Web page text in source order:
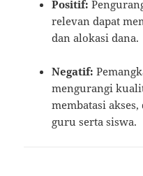
Positif:
relevan dapat
dan alokasi dana.
Negatif:
mengurangi
membatasi
guru serta siswa.